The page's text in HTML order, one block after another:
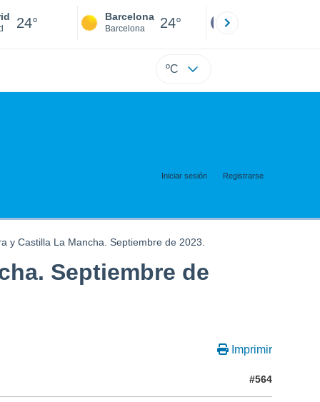
24° Barcelona
Barcelona 24°
ºC
Iniciar sesión Registrarse
y Castilla La Mancha. Septiembre de 2023.
Septiembre de
Imprimir
#564